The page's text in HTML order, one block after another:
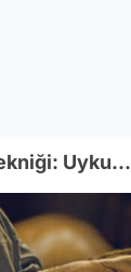
Uyku...